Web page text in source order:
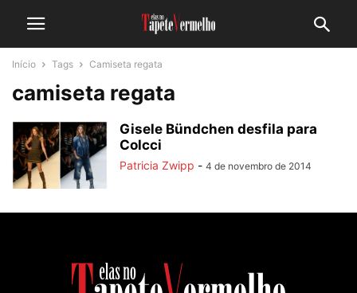
Início Tags Camiseta regata
camiseta regata
Gisele Bündchen desfila para
Colcci
Patricia Zwipp - 4 de novembro de 2014